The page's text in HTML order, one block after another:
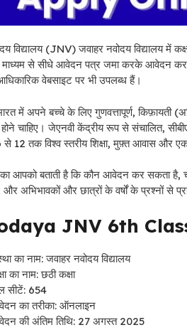
विद्यालय (JNV) जवाहर नवोदय विद्यालय
से सीधे आवेदन पत्र जमा करके आवेदन
वेबसाइट पर भी उपलब्ध हैं।
में अपने बच्चे के लिए गुणवत्तापूर्ण, किफ़ायती
चाहिए। जेएनवी केंद्रीय रूप से संचालित,
से 12 तक विश्व स्तरीय शिक्षा, मुफ़्त आवास और
आपको बताती है कि कौन आवेदन कर सकता
अभिभावकों और छात्रों के वर्षों के प्रश्नों से
JNV 6th
का नाम: जवाहर नवोदय विद्यालय
का नाम: छठी कक्षा
सीटें: 654
का तरीका: ऑनलाइन
की अंतिम तिथि: 27 अगस्त 2025